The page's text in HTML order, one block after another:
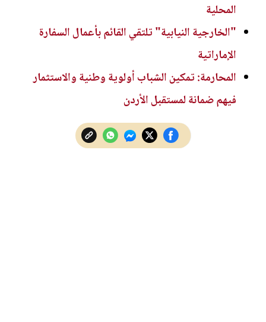
المحلية
"الخارجية النيابية" تلتقي القائم بأعمال السفارة
الإماراتية
المحارمة: تمكين الشباب أولوية وطنية والاستثمار
فيهم ضمانة لمستقبل الأردن